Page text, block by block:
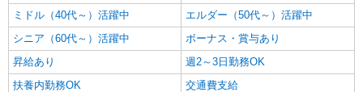
ミドル（40代～）活躍中
エルダー（50代～）活躍中
シニア（60代～）活躍中
ボーナス・賞与あり
昇給あり
週2～3日勤務OK
扶養内勤務OK
交通費支給